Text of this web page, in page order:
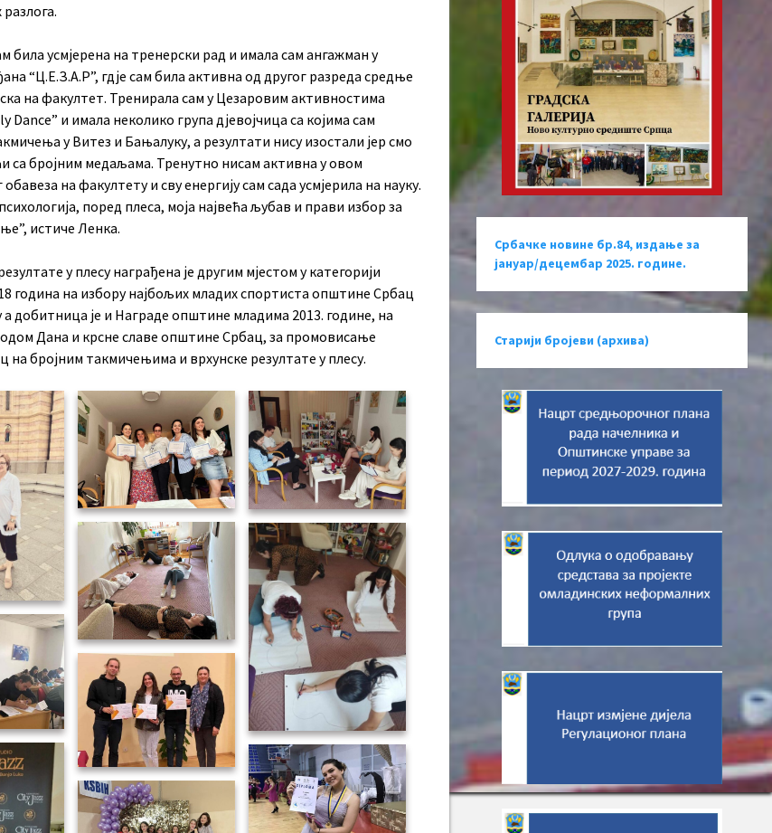
била усмјерена на тренерски рад и имала сам ангажман у
“Ц.Е.З.А.Р”, гдје сам била активна од другог разреда средње
на факултет. Тренирала сам у Цезаровим активностима
Dance” и имала неколико група дјевојчица са којима сам
у Витез и Бањалуку, а резултати нису изостали јер смо
са бројним медаљама. Тренутно нисам активна у овом
на факултету и сву енергију сам сада усмјерила на науку.
поред плеса, моја највећа љубав и прави избор за
истиче Ленка.
у плесу награђена је другим мјестом у категорији
година на избору најбољих младих спортиста општине Србац
а добитница је и Награде општине младима 2013. године, на
Дана и крсне славе општине Србац, за промовисање
бројним такмичењима и врхунске резултате у плесу.
Србачке новине бр.84, издање за
јануар/децембар 2025. године.
Старији бројеви (архива)